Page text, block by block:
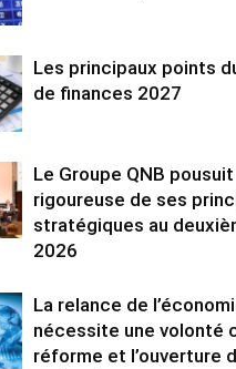
Les principaux points
de finances 2027
Le Groupe QNB
rigoureuse de ses
stratégiques au
2026
La relance de
nécessite une volonté
réforme et l’ouverture